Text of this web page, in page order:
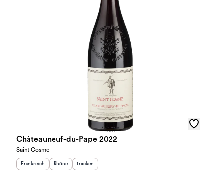
Châteauneuf-du-Pape 2022
Saint Cosme
Herkunftsland
Frankreich Herkunftsregion:
Rhône Geschmack
trocken